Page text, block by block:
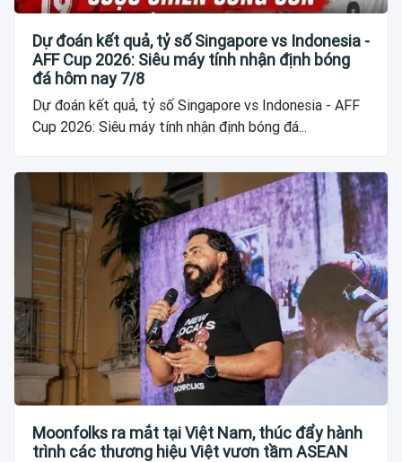
Dự đoán kết quả, tỷ số Singapore vs Indonesia -
AFF Cup 2026: Siêu máy tính nhận định bóng
đá hôm nay 7/8
Dự đoán kết quả, tỷ số Singapore vs Indonesia - AFF
Cup 2026: Siêu máy tính nhận định bóng đá...
Moonfolks ra mắt tại Việt Nam, thúc đẩy hành
trình các thương hiệu Việt vươn tầm ASEAN